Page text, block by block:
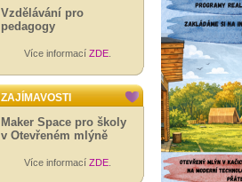
Vzdělávání pro
pedagogy
Více informací ZDE
ZAJÍMAVOSTI
Maker Space pro školy
v Otevřeném mlýně
Více informací ZDE